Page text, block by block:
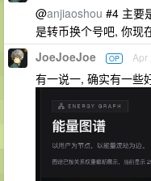
@anjiaoshou #4 主要
是转币换个号吧, 你现
JoeJoeJoe OP Apr
有一说一, 确实有一些